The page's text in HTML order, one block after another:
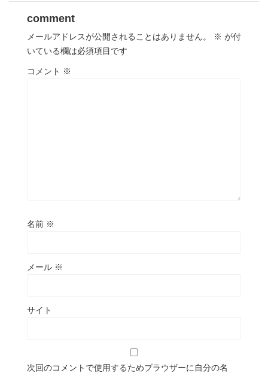
comment
メールアドレスが公開されることはありません。 ※ が付
いている欄は必須項目です
コメント ※
名前 ※
メール ※
サイト
次回のコメントで使用するためブラウザーに自分の名